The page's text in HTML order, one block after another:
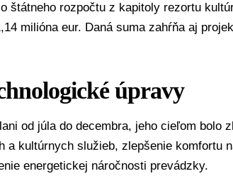
štátneho rozpočtu z kapitoly rezortu
milióna eur. Daná suma zahŕňa aj
úpravy
od júla do decembra, jeho cieľom bolo
a kultúrnych služieb, zlepšenie komfortu
energetickej náročnosti prevádzky.